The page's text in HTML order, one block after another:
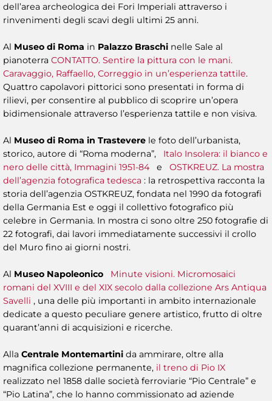
dell’area archeologica dei Fori Imperiali attraverso i
rinvenimenti degli scavi degli ultimi 25 anni.
Al Museo di Roma in Palazzo Braschi nelle Sale al
pianoterra CONTATTO. Sentire la pittura con le mani.
Caravaggio, Raffaello, Correggio in un’esperienza tattile.
Quattro capolavori pittorici sono presentati in forma di
rilievi, per consentire al pubblico di scoprire un’opera
bidimensionale attraverso l’esperienza tattile e non visiva.
Al Museo di Roma in Trastevere le foto dell’urbanista,
storico, autore di “Roma moderna”,
Italo Insolera: il bianco e
nero delle città, Immagini 1951-84
e OSTKREUZ. La mostra
dell’agenzia fotografica tedesca : la retrospettiva racconta la
storia dell’agenzia OSTKREUZ, fondata nel 1990 da fotografi
della Germania Est e oggi il collettivo fotografico più
celebre in Germania. In mostra ci sono oltre 250 fotografie di
22 fotografi, dai lavori immediatamente successivi il crollo
del Muro fino ai giorni nostri.
Al Museo Napoleonico
Minute visioni. Micromosaici
romani del XVIII e del XIX secolo dalla collezione Ars Antiqua
Savelli , una delle più importanti in ambito internazionale
dedicate a questo peculiare genere artistico, frutto di oltre
quarant’anni di acquisizioni e ricerche.
Alla Centrale Montemartini da ammirare, oltre alla
magnifica collezione permanente, il treno di Pio IX
realizzato nel 1858 dalle società ferroviarie “Pio Centrale” e
“Pio Latina”, che lo hanno commissionato ad aziende